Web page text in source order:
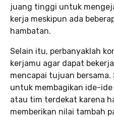
juang tinggi untuk
kerja meskipun ada
hambatan.
Selain itu, perbanyaklah
kerjamu agar dapat
mencapai tujuan
untuk membagikan ide-
atau tim terdekat karena
memberikan nilai tambah